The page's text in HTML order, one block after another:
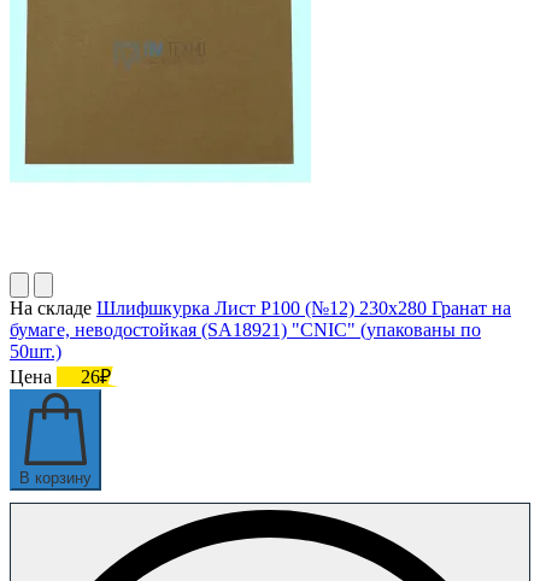
На складе Шлифшкурка Лист Р100 (№12) 230х280 Гранат на
бумаге, неводостойкая (SA18921) "CNIC" (упакованы по
50шт.)
Цена
26₽
В корзину